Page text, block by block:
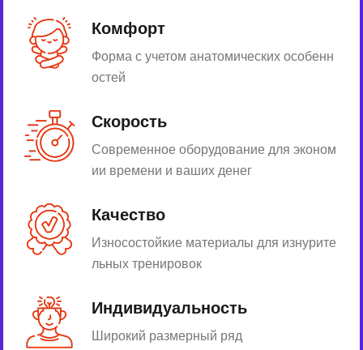
Комфорт
Форма с учетом анатомических особенн
остей
Скорость
Современное оборудование для эконом
ии времени и ваших денег
Качество
Износостойкие материалы для изнурите
льных тренировок
Индивидуальность
Широкий размерный ряд